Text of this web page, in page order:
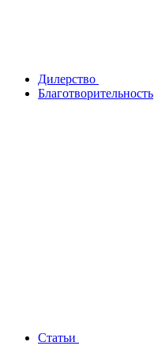
Дилерство
Благотворительность
Статьи